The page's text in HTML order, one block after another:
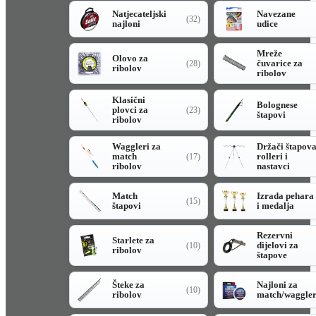
Natjecateljski
najloni
(32)
Navezane
udice
Olovo za
ribolov
(28)
Mreže
čuvarice za
ribolov
Klasični
plovci za
ribolov
(23)
Bolognese
štapovi
Waggleri za
match
ribolov
(17)
Držači štapova
rolleri i
nastavci
Match
štapovi
(15)
Izrada pehara
i medalja
Starlete za
ribolov
(10)
Rezervni
dijelovi za
štapove
Šteke za
ribolov
(10)
Najloni za
match/waggler